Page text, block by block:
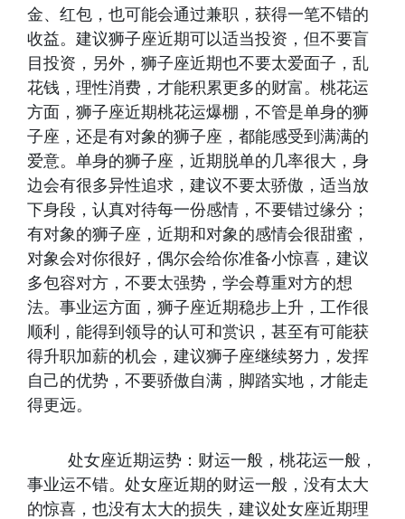
金、红包，也可能会通过兼职，获得一笔不错的
收益。建议狮子座近期可以适当投资，但不要盲
目投资，另外，狮子座近期也不要太爱面子，乱
花钱，理性消费，才能积累更多的财富。桃花运
方面，狮子座近期桃花运爆棚，不管是单身的狮
子座，还是有对象的狮子座，都能感受到满满的
爱意。单身的狮子座，近期脱单的几率很大，身
边会有很多异性追求，建议不要太骄傲，适当放
下身段，认真对待每一份感情，不要错过缘分；
有对象的狮子座，近期和对象的感情会很甜蜜，
对象会对你很好，偶尔会给你准备小惊喜，建议
多包容对方，不要太强势，学会尊重对方的想
法。事业运方面，狮子座近期稳步上升，工作很
顺利，能得到领导的认可和赏识，甚至有可能获
得升职加薪的机会，建议狮子座继续努力，发挥
自己的优势，不要骄傲自满，脚踏实地，才能走
得更远。
处女座近期运势：财运一般，桃花运一般，
事业运不错。处女座近期的财运一般，没有太大
的惊喜，也没有太大的损失，建议处女座近期理